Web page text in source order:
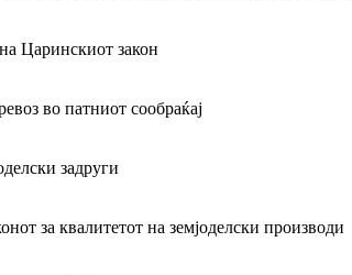
Царинскиот закон
во патниот сообраќај
задруги
за квалитетот на земјоделски производи